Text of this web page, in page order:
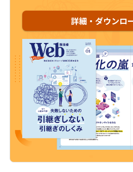
詳細・ダウンロ